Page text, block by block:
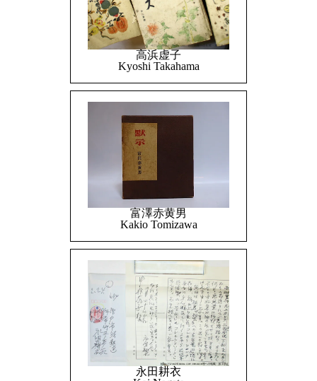
高浜虚子
Kyoshi Takahama
富澤赤黄男
Kakio Tomizawa
永田耕衣